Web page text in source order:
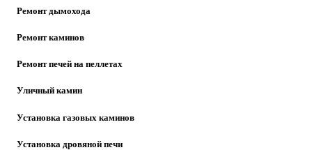
Ремонт дымохода
Ремонт каминов
Ремонт печей на пеллетах
Уличный камин
Установка газовых каминов
Установка дровяной печи